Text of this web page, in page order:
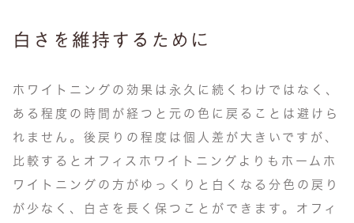
白さを維持するために
ホワイトニングの効果は永久に続くわけではなく、
ある程度の時間が経つと元の色に戻ることは避けら
れません。後戻りの程度は個人差が大きいですが、
比較するとオフィスホワイトニングよりもホームホ
ワイトニングの方がゆっくりと白くなる分色の戻り
が少なく、白さを長く保つことができます。オフィ